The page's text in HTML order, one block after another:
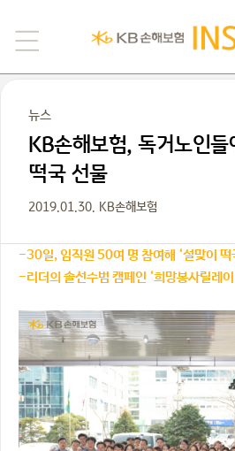
뉴스
KB손해보험, 독거노인들
떡국 선물
2019.01.30. KB손해보험
-30일, 임직원 50여 명 참여해 ‘설맞이 떡
-리더의 솔선수범 캠페인 ‘희망봉사릴레